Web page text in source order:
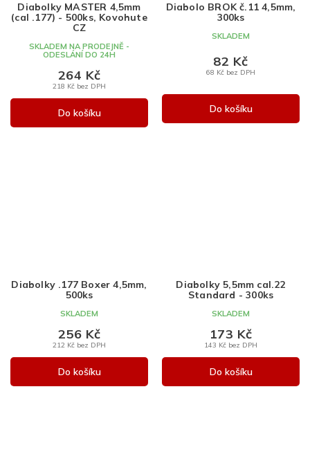
Diabolky MASTER 4,5mm
(cal .177) - 500ks, Kovohute
CZ
SKLADEM NA PRODEJNĚ -
ODESLÁNÍ DO 24H
218 Kč bez DPH
264 Kč
Do košíku
Diabolo BROK č.11 4,5mm,
300ks
SKLADEM
68 Kč bez DPH
82 Kč
Do košíku
Diabolky .177 Boxer 4,5mm,
500ks
SKLADEM
212 Kč bez DPH
256 Kč
Do košíku
Diabolky 5,5mm cal.22
Standard - 300ks
SKLADEM
143 Kč bez DPH
173 Kč
Do košíku